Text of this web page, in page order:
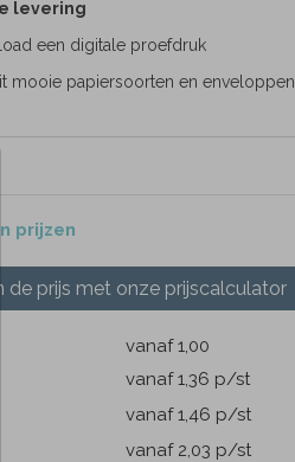
levering
een digitale proefdruk
mooie papiersoorten en enveloppen
prijzen
de prijs met onze prijscalculator
vanaf 1,00
vanaf 1,36 p/st
vanaf 1,46 p/st
vanaf 2,03 p/st